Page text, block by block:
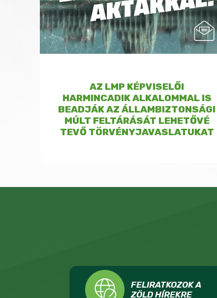
AZ LMP KÉPVISELŐI
HARMINCADIK ALKALOMMAL IS
BEADJÁK AZ ÁLLAMBIZTONSÁGI
MÚLT FELTÁRÁSÁT LEHETŐVÉ
TEVŐ TÖRVÉNYJAVASLATUKAT
FELIRATKOZOK A
ZÖLD HÍREKRE